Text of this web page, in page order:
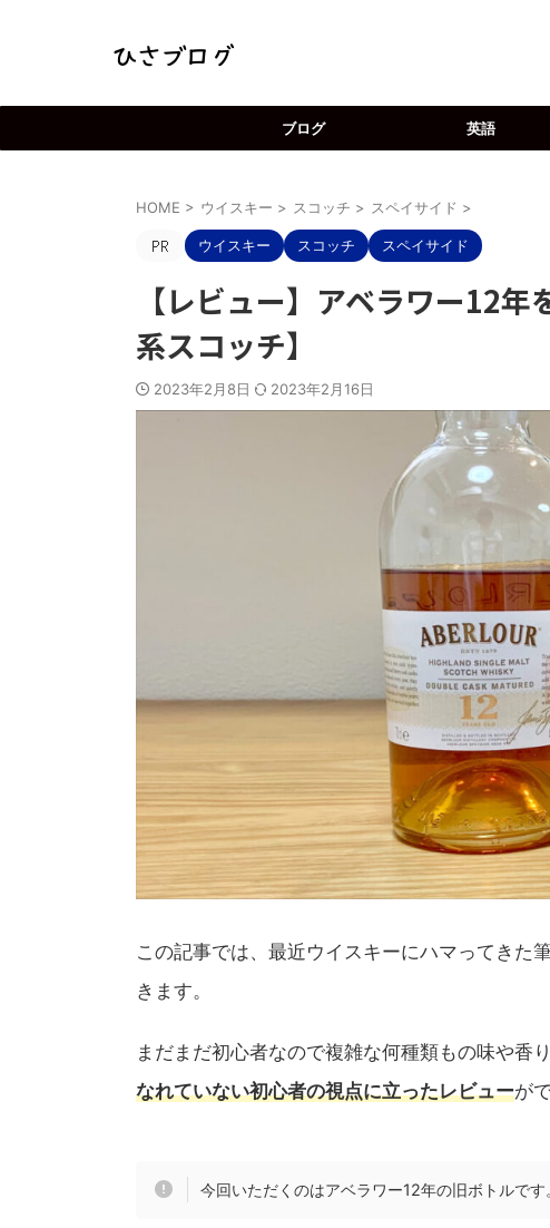
ブログ 英語
HOME > ウイスキー > スコッチ > スペイサイド >
ウイスキー スコッチ スペイサイド
【レビュー】アベラワー12
系スコッチ】
2023年2月8日 2023年2月16日
この記事では、最近ウイスキーにハマってきた
きます。
まだまだ初心者なので複雑な何種類もの味や香
なれていない初心者の視点に立ったレビューが
今回いただくのはアベラワー12年の旧ボトルです